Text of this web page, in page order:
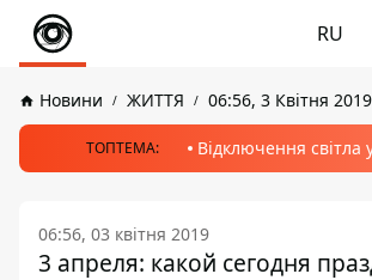
RU
Новини ЖИТТЯ 06:56, 3 Квітня 2019
ТОПТЕМА: Відключення світла
06:56, 03 квітня 2019
3 апреля: какой сегодня